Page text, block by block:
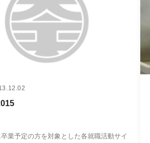
業予定の方を対象とした各就職活動サイ